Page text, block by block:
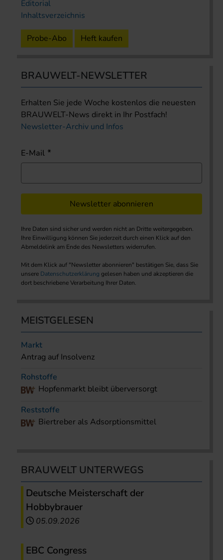
Editorial
Inhaltsverzeichnis
Probe-Abo Heft kaufen
BRAUWELT-NEWSLETTER
Erhalten Sie jede Woche kostenlos die neuesten
BRAUWELT-News direkt in Ihr Postfach!
Newsletter-Archiv und Infos
E-Mail
Newsletter abonnieren
Ihre Daten sind sicher und werden nicht an Dritte weitergegeben.
Ihre Einwilligung können Sie jederzeit durch einen Klick auf den
Abmeldelink am Ende des Newsletters widerrufen.
Mit dem Klick auf "Newsletter abonnieren" bestätigen Sie, dass Sie
unsere Datenschutzerklärung gelesen haben und akzeptieren die
dort beschriebene Verarbeitung Ihrer Daten.
MEISTGELESEN
Markt
Antrag auf Insolvenz
Rohstoffe
Hopfenmarkt bleibt überversorgt
Reststoffe
Biertreber als Adsorptionsmittel
BRAUWELT UNTERWEGS
Deutsche Meisterschaft der
Hobbybrauer
05.09.2026
EBC Congress